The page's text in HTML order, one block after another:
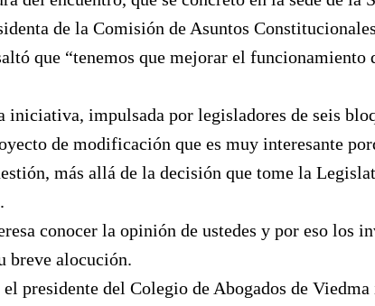
de la Comisión de Asuntos
que “tenemos que mejorar el funcionamiento
iniciativa, impulsada por legisladores de seis
de modificación que es muy interesante
más allá de la decisión que tome la
conocer la opinión de ustedes y por eso los
breve alocución.
presidente del Colegio de Abogados de